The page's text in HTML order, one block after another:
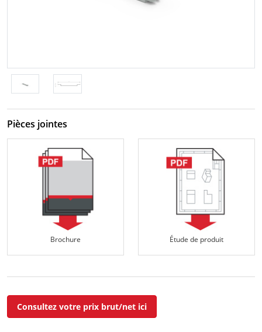
Consultez votre prix brut/net ici
Pièces jointes
Brochure Étude de produit